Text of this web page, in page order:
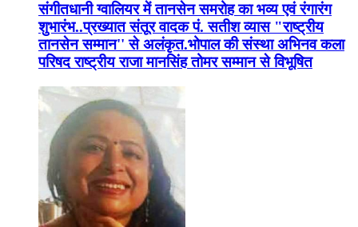
संगीतधानी ग्वालियर में तानसेन समरोह का भव्य एवं रंगारंग
शुभारंभ..प्रख्यात संतूर वादक पं. सतीश व्यास "राष्ट्रीय
तानसेन सम्मान'' से अलंकृत.भोपाल की संस्था अभिनव कला
परिषद राष्ट्रीय राजा मानसिंह तोमर सम्मान से विभूषित